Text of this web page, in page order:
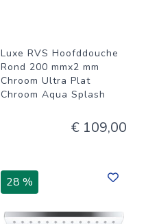
Luxe RVS Hoofddouche
Rond 200 mmx2 mm
Chroom Ultra Plat
Chroom Aqua Splash
€ 109,00
28 %